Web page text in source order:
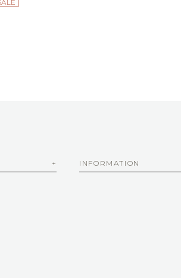
INFORMATION